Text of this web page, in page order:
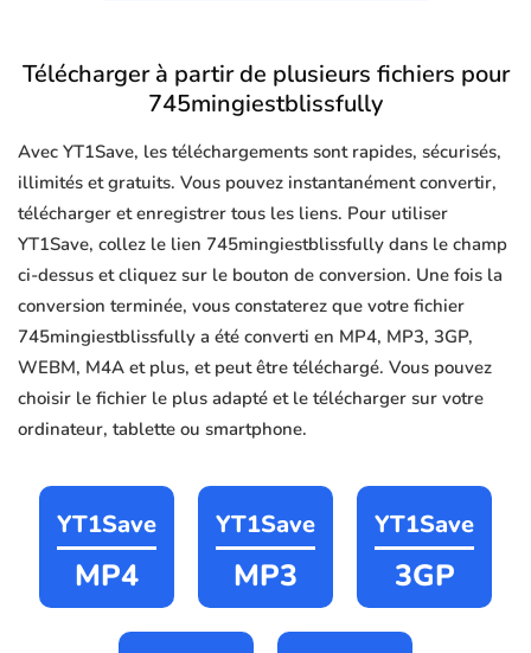
Télécharger à partir de plusieurs fichiers pour
745mingiestblissfully
Avec YT1Save, les téléchargements sont rapides, sécurisés,
illimités et gratuits. Vous pouvez instantanément convertir,
télécharger et enregistrer tous les liens. Pour utiliser
YT1Save, collez le lien 745mingiestblissfully dans le champ
ci-dessus et cliquez sur le bouton de conversion. Une fois la
conversion terminée, vous constaterez que votre fichier
745mingiestblissfully a été converti en MP4, MP3, 3GP,
WEBM, M4A et plus, et peut être téléchargé. Vous pouvez
choisir le fichier le plus adapté et le télécharger sur votre
ordinateur, tablette ou smartphone.
YT1Save
MP4
YT1Save
MP3
YT1Save
3GP